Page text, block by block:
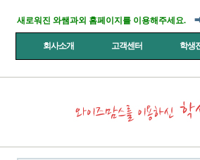
새로워진 와쌤과외 홈페이지를 이용해주세요.
회사소개 고객센터 학생